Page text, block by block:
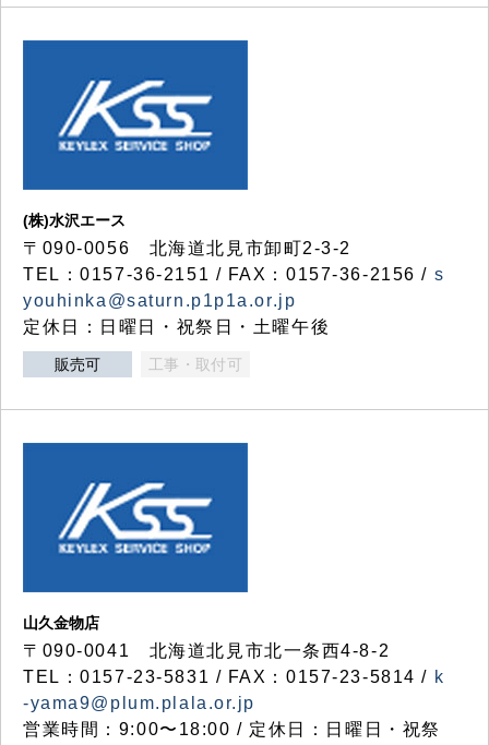
(株)水沢エース
〒090-0056 北海道北見市卸町2-3-2
TEL：0157-36-2151 / FAX：0157-36-2156 / s
youhinka@saturn.p1p1a.or.jp
定休日：日曜日・祝祭日・土曜午後
販売可 工事・取付可
山久金物店
〒090-0041 北海道北見市北一条西4-8-2
TEL：0157-23-5831 / FAX：0157-23-5814 / k
-yama9@plum.plala.or.jp
営業時間：9:00〜18:00 / 定休日：日曜日・祝祭